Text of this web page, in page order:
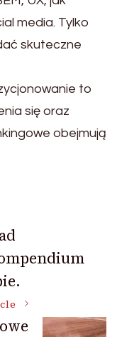
media. Tylko
skuteczne
to
się oraz
obejmują